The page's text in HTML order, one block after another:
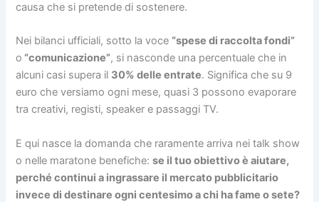
causa che si pretende di sostenere.
Nei bilanci ufficiali, sotto la voce “spese di raccolta fondi”
o “comunicazione”, si nasconde una percentuale che in
alcuni casi supera il 30% delle entrate. Significa che su 9
euro che versiamo ogni mese, quasi 3 possono evaporare
tra creativi, registi, speaker e passaggi TV.
E qui nasce la domanda che raramente arriva nei talk show
o nelle maratone benefiche:se il tuo obiettivo è aiutare,
perché continui a ingrassare il mercato pubblicitario
invece di destinare ogni centesimo a chi ha fame o sete?